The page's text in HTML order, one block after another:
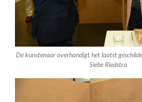
De kunstenaar overhandigt het laatst
Siebe Riedstra